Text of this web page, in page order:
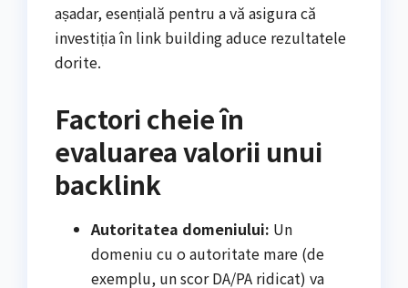
așadar, esențială pentru a vă asigura că
investiția în link building aduce rezultatele
dorite.
Factori cheie în
evaluarea valorii unui
backlink
Autoritatea domeniului: Un
domeniu cu o autoritate mare (de
exemplu, un scor DA/PA ridicat) va